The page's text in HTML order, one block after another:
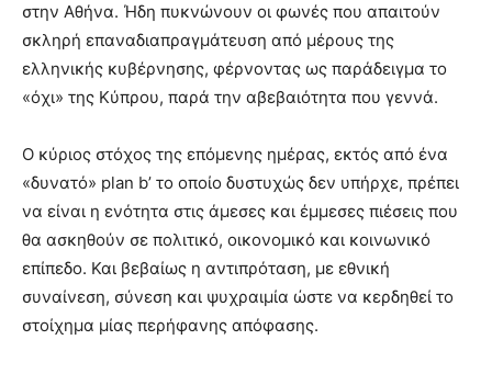
στην Αθήνα. Ήδη πυκνώνουν οι φωνές που απαιτούν
σκληρή επαναδιαπραγμάτευση από μέρους της
ελληνικής κυβέρνησης, φέρνοντας ως παράδειγμα το
«όχι» της Κύπρου, παρά την αβεβαιότητα που γεννά.
Ο κύριος στόχος της επόμενης ημέρας, εκτός από ένα
«δυνατό» plan b’ το οποίο δυστυχώς δεν υπήρχε, πρέπει
να είναι η ενότητα στις άμεσες και έμμεσες πιέσεις που
θα ασκηθούν σε πολιτικό, οικονομικό και κοινωνικό
επίπεδο. Και βεβαίως η αντιπρόταση, με εθνική
συναίνεση, σύνεση και ψυχραιμία ώστε να κερδηθεί το
στοίχημα μίας περήφανης απόφασης.